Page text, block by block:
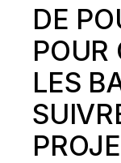
DE
POUR
LES